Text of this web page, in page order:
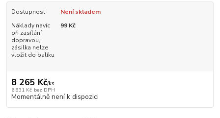
Dostupnost
Není skladem
Náklady navíc
při zasílání
dopravou,
zásilka nelze
vložit do balíku
99 Kč
8 265 Kč/ks
6 831 Kč bez DPH
Momentálně není k dispozici